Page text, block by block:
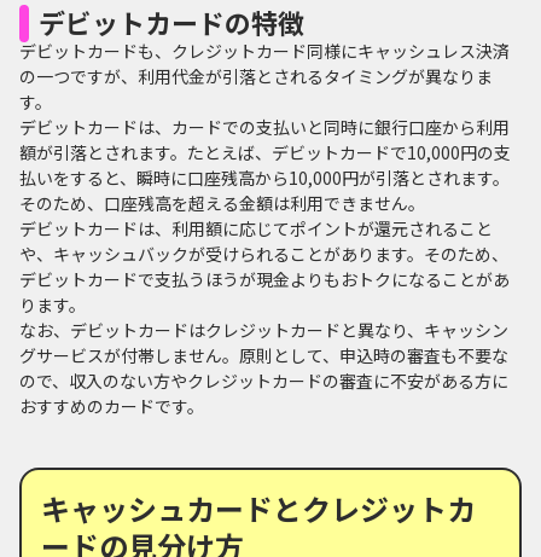
デビットカードの特徴
デビットカードも、クレジットカード同様にキャッシュレス決済
の一つですが、利用代金が引落とされるタイミングが異なりま
す。
デビットカードは、カードでの支払いと同時に銀行口座から利用
額が引落とされます。たとえば、デビットカードで10,000円の支
払いをすると、瞬時に口座残高から10,000円が引落とされます。
そのため、口座残高を超える金額は利用できません。
デビットカードは、利用額に応じてポイントが還元されること
や、キャッシュバックが受けられることがあります。そのため、
デビットカードで支払うほうが現金よりもおトクになることがあ
ります。
なお、デビットカードはクレジットカードと異なり、キャッシン
グサービスが付帯しません。原則として、申込時の審査も不要な
ので、収入のない方やクレジットカードの審査に不安がある方に
おすすめのカードです。
キャッシュカードとクレジットカ
ードの見分け方